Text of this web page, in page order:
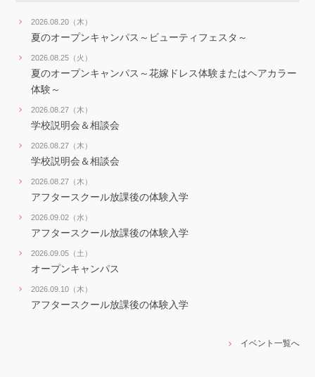
2026.08.20（木）
夏のオープンキャンパス～ビューティフェスタ～
2026.08.25（火）
夏のオープンキャンパス～花嫁ドレス体験またはヘアカラー
体験～
2026.08.27（木）
学校説明会＆相談会
2026.08.27（木）
学校説明会＆相談会
2026.08.27（木）
アフタースクール放課後の体験入学
2026.09.02（水）
アフタースクール放課後の体験入学
2026.09.05（土）
オープンキャンパス
2026.09.10（木）
アフタースクール放課後の体験入学
イベント一覧へ